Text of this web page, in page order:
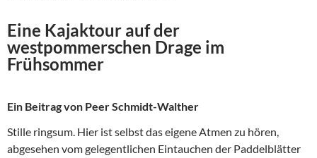
Eine Kajaktour auf der
westpommerschen Drage im
Frühsommer
Ein Beitrag von Peer Schmidt-Walther
Stille ringsum. Hier ist selbst das eigene Atmen zu hören,
abgesehen vom gelegentlichen Eintauchen der Paddelblätter